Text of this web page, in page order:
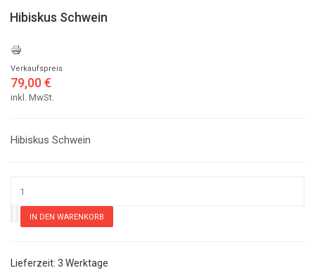
Hibiskus Schwein
Verkaufspreis
79,00 €
inkl. MwSt.
Hibiskus Schwein
3 Werktage